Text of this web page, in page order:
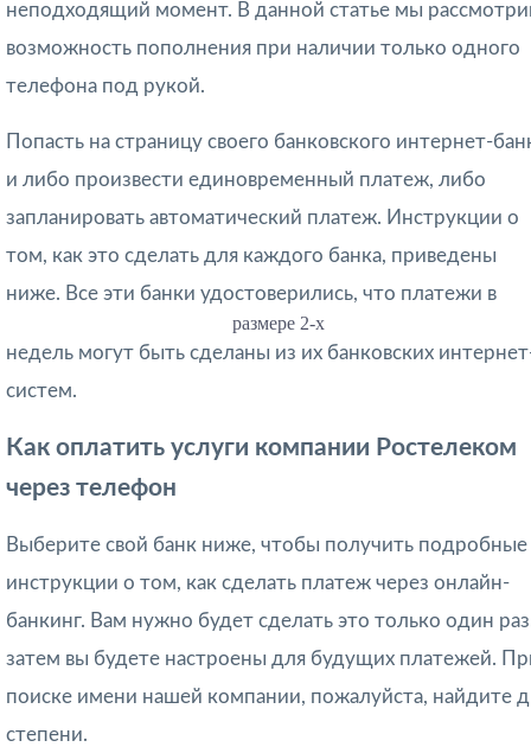
неподходящий момент. В данной статье мы
возможность пополнения при наличии только одного
телефона под рукой.
Попасть на страницу своего банковского интернет-
и либо произвести единовременный платеж, либо
запланировать автоматический платеж. Инструкции о
том, как это сделать для каждого банка, приведены
ниже. Все эти банки удостоверились, что платежи в
размере 2-х
недель могут быть сделаны из их банковских
систем.
Как оплатить услуги компании Ростелеком
через телефон
Выберите свой банк ниже, чтобы получить подробные
инструкции о том, как сделать платеж через онлайн-
банкинг. Вам нужно будет сделать это только один
затем вы будете настроены для будущих платежей.
поиске имени нашей компании, пожалуйста, найдите
степени.